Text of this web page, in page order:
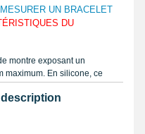
UN BRACELET
DU
montre exposant un
maximum. En silicone, ce
Repérez la largeur du
à la notice sur My-